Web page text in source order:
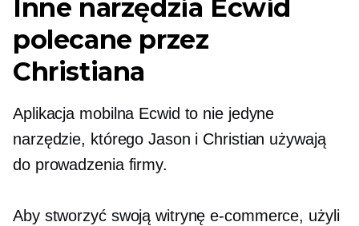
Inne narzędzia Ecwid
polecane przez
Christiana
Aplikacja mobilna Ecwid to nie jedyne
narzędzie, którego Jason i Christian używają
do prowadzenia firmy.
Aby stworzyć swoją witrynę e-commerce, użyli